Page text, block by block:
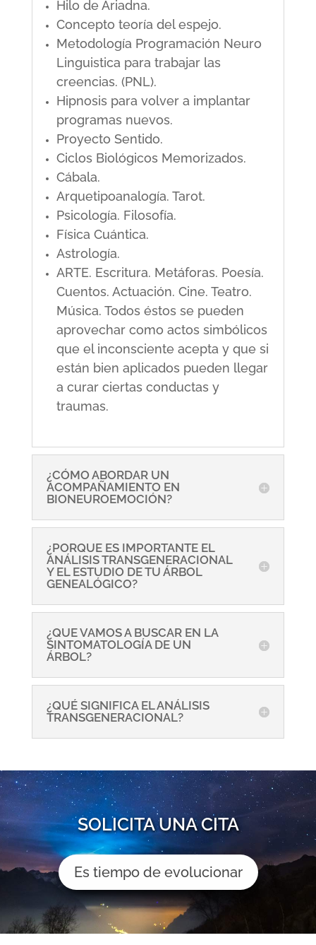
Hilo de Ariadna.
Concepto teoría del espejo.
Metodología Programación Neuro
Linguistica para trabajar las
creencias. (PNL).
Hipnosis para volver a implantar
programas nuevos.
Proyecto Sentido.
Ciclos Biológicos Memorizados.
Cábala.
Arquetipoanalogía. Tarot.
Psicología. Filosofía.
Física Cuántica.
Astrología.
ARTE. Escritura. Metáforas. Poesía.
Cuentos. Actuación. Cine. Teatro.
Música. Todos éstos se pueden
aprovechar como actos simbólicos
que el inconsciente acepta y que si
están bien aplicados pueden llegar
a curar ciertas conductas y
traumas.
¿CÓMO ABORDAR UN
ACOMPAÑAMIENTO EN
BIONEUROEMOCIÓN?
¿PORQUE ES IMPORTANTE EL
ANÁLISIS TRANSGENERACIONAL
Y EL ESTUDIO DE TU ÁRBOL
GENEALÓGICO?
¿QUE VAMOS A BUSCAR EN LA
SINTOMATOLOGÍA DE UN
ÁRBOL?
¿QUÉ SIGNIFICA EL ANÁLISIS
TRANSGENERACIONAL?
SOLICITA UNA CITA
Es tiempo de evolucionar